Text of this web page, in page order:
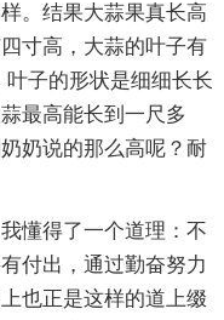
。结果大蒜果真长高
寸高，大蒜的叶子有
子的形状是细细长长
最高能长到一尺多
奶说的那么高呢？耐
懂得了一个道理：不
付出，通过勤奋努力
也正是这样的道上缀